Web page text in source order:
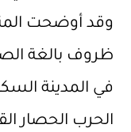
وقد أوضحت
ظروف بالغة
في المدينة
الحرب الحصار